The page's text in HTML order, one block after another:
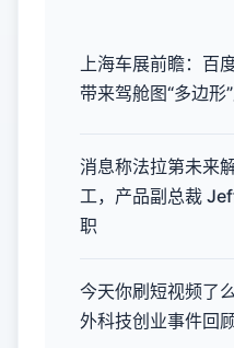
上海车展前瞻：百
带来驾舱图“多边形
消息称法拉第未来
工，产品副总裁
职
今天你刷短视频了
外科技创业事件回